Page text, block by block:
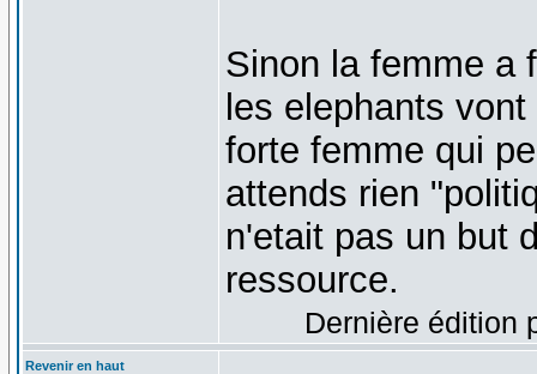
Sinon la femme a
les elephants
forte femme qui
attends rien
n'etait pas un but
ressource.
Dernière édition
Revenir en haut